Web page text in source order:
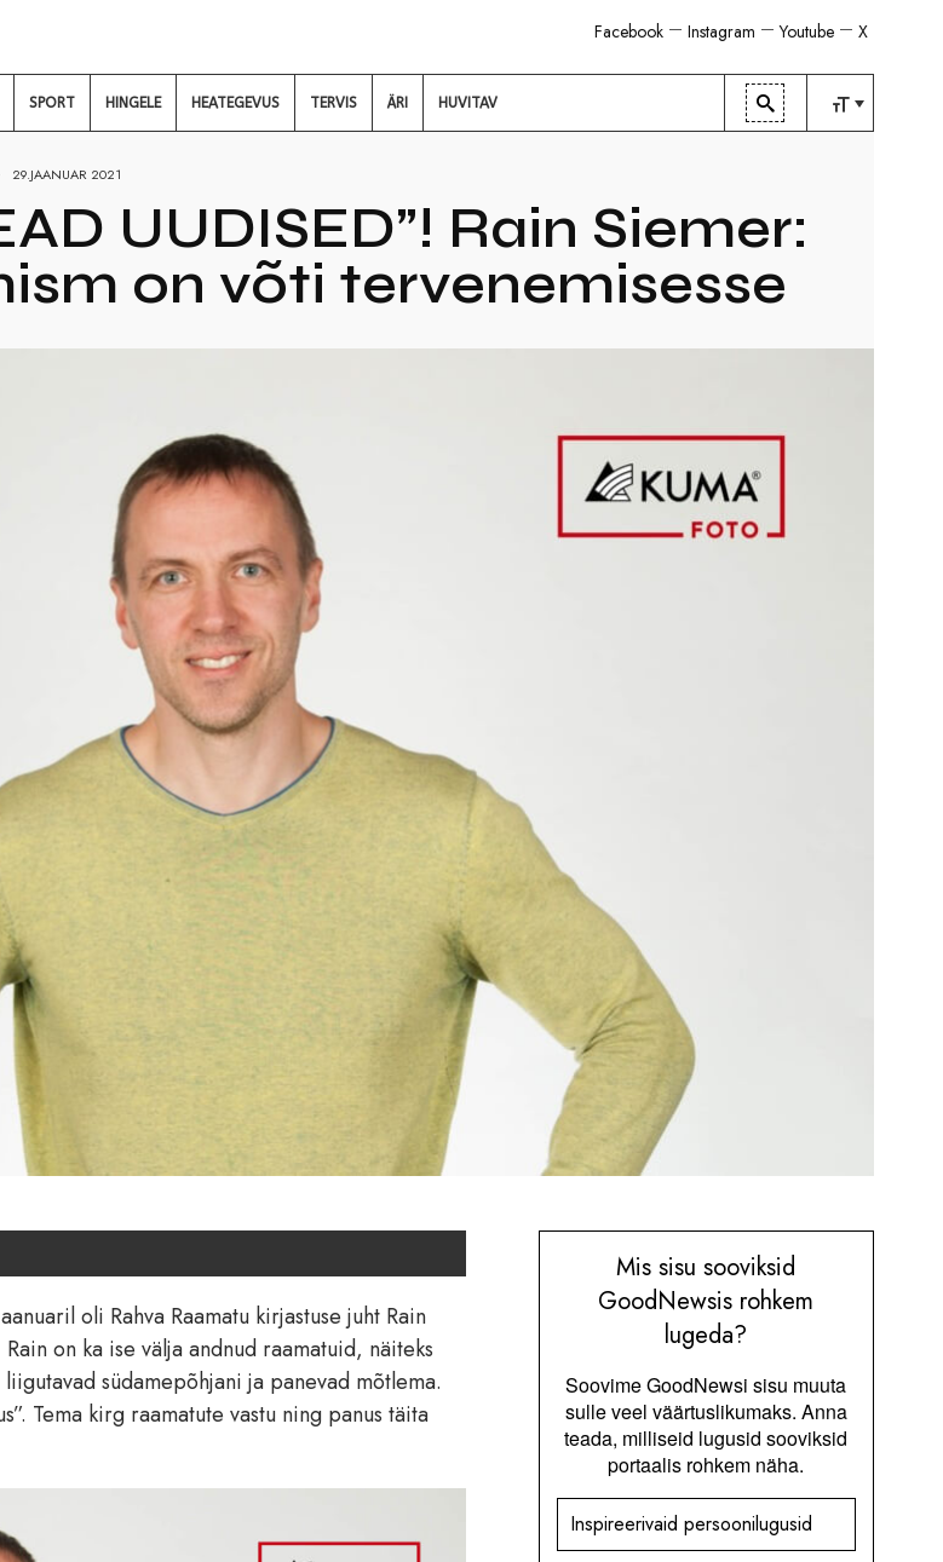
X
Youtube
Instagram
Facebook
SPORT HINGELE HEATEGEVUS TERVIS ÄRI HUVITAV
29.JAANUAR 2021
UUDISED”! Rain Siemer:
on võti tervenemisesse
oli Rahva Raamatu kirjastuse juht Rain
on ka ise välja andnud raamatuid, näiteks
südamepõhjani ja panevad mõtlema.
Tema kirg raamatute vastu ning panus täita
Mis sisu sooviksid
GoodNewsis rohkem
lugeda?
Soovime GoodNewsi sisu muuta
sulle veel väärtuslikumaks. Anna
teada, milliseid lugusid sooviksid
portaalis rohkem näha.
Inspireerivaid persoonilugusid